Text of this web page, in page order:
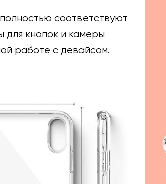
соответствуют
кнопок и камеры
работе с девайсом.